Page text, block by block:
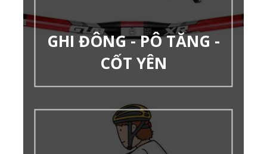
GHI ĐÔNG - PÔ TĂNG -
CỐT YÊN